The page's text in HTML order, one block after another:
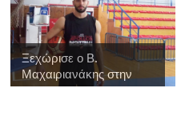
Ξεχώρισε ο Β.
Μαχαιριανάκης στην
πρ...